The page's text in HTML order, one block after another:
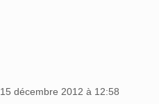
15 décembre 2012 à 12:58